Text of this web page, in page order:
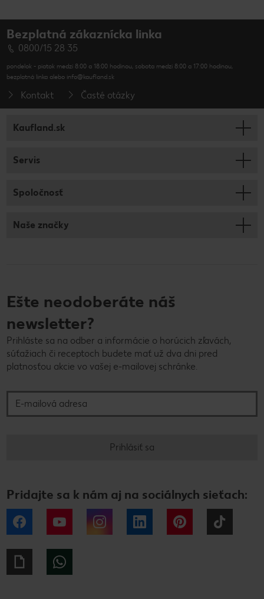
Bezplatná zákaznícka linka
0800/15 28 35
pondelok - piatok medzi 8:00 a 18:00 hodinou, sobota medzi 8:00 a 17:00 hodinou,
bezplatná linka alebo info@kaufland.sk
Kontakt Časté otázky
Kaufland.sk
Servis
Spoločnosť
Naše značky
Ešte neodoberáte náš
newsletter?
Prihláste sa na odber a informácie o horúcich zľavách,
súťažiach či receptoch budete mať už dva dni pred
platnosťou akcie vo vašej e-mailovej schránke.
Prihlásiť sa
Pridajte sa k nám aj na sociálnych sieťach:
Facebook YouTube Instagram LinkedIn Pinterest
Giphy